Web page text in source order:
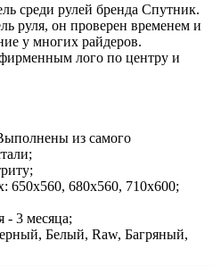
среди рулей бренда Спутник.
руля, он проверен временем и
у многих райдеров.
лого по центру и
из самого
650х560, 680х560, 710х600;
- 3 месяца;
Белый, Raw, Багряный,